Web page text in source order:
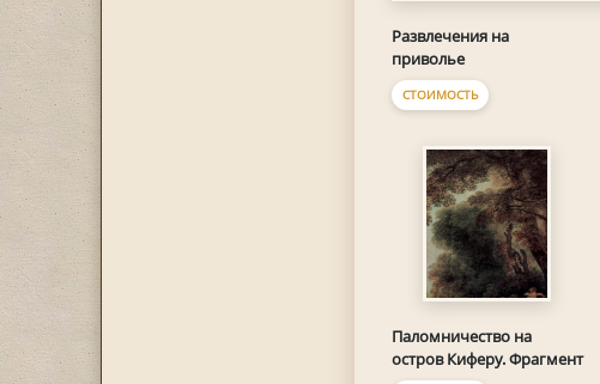
Развлечения на
приволье
СТОИМОСТЬ
Паломничество на
остров Киферу. Фрагмент